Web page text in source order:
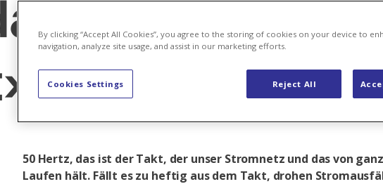
Netz mit 50
50 Hertz, das ist der Takt, der unser Stromnetz und das von
Laufen hält. Fällt es zu heftig aus dem Takt, drohen
By clicking “Accept All Cookies”, you agree to the storing of cookies on your device to
navigation, analyze site usage, and assist in our marketing efforts.
Reject All
Cookies Settings